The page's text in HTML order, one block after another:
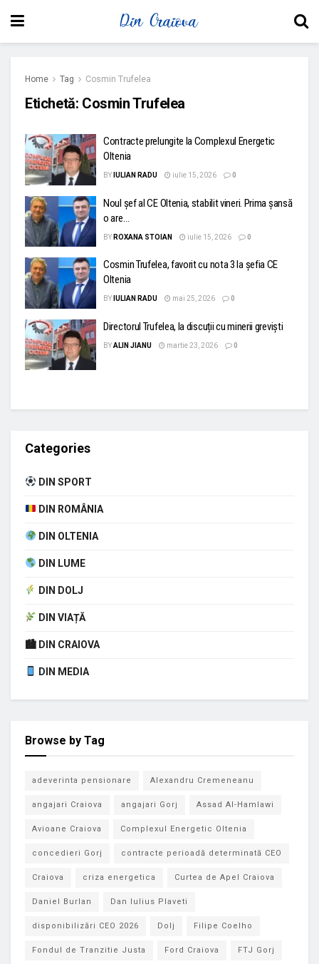
Home Tag Cosmin Trufelea
Etichetă: Cosmin Trufelea
Contracte prelungite la Complexul Energetic
Oltenia
BY IULIAN RADU iulie 15, 2026 0
Noul șef al CE Oltenia, stabilit vineri. Prima șansă
o are…
BY ROXANA STOIAN iulie 15, 2026 0
Cosmin Trufelea, favorit cu nota 3 la șefia CE
Oltenia
BY IULIAN RADU mai 25, 2026 0
Directorul Trufelea, la discuții cu minerii greviști
BYALIN JIANU martie 23, 2026 0
Categories
DIN SPORT
DIN ROMÂNIA
DIN OLTENIA
DIN LUME
DIN DOLJ
DIN VIAȚĂ
🏙 DIN CRAIOVA
DIN MEDIA
Browse by Tag
adeverinta pensionare Alexandru Cremeneanu
angajari Craiova angajari Gorj Assad Al-Hamlawi
Avioane Craiova Complexul Energetic Oltenia
concedieri Gorj contracte perioadă determinată CEO
Craiova criza energetica Curtea de Apel Craiova
Daniel Burlan Dan Iulius Plaveti
disponibilizări CEO 2026 Dolj Filipe Coelho
Fondul de Tranzitie Justa Ford Craiova FTJ Gorj